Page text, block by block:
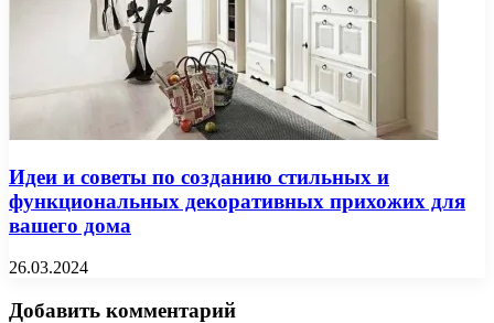
Идеи и советы по созданию стильных и
функциональных декоративных прихожих для
вашего дома
26.03.2024
Добавить комментарий